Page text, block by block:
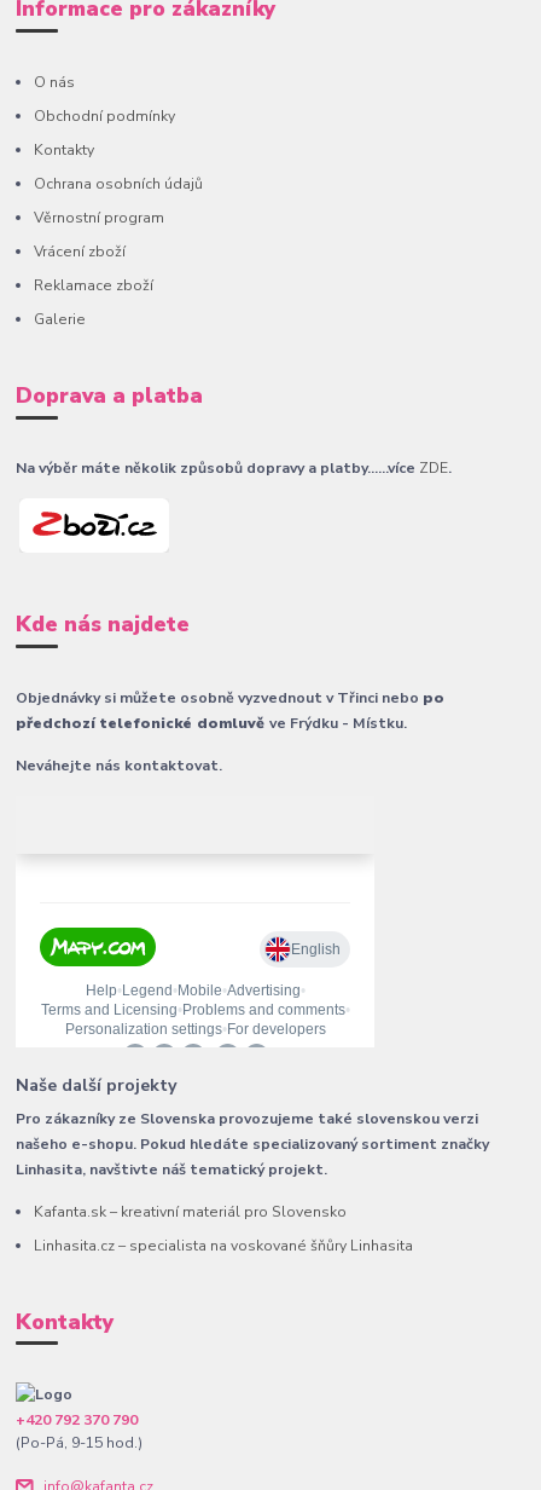
Informace pro zákazníky
O nás
Obchodní podmínky
Kontakty
Ochrana osobních údajů
Věrnostní program
Vrácení zboží
Reklamace zboží
Galerie
Doprava a platba
Na výběr máte několik způsobů dopravy a platby......více ZDE.
Kde nás najdete
Objednávky si můžete osobně vyzvednout v Třinci nebo po
předchozí telefonické domluvěve Frýdku - Místku.
Neváhejte nás kontaktovat.
Naše další projekty
Pro zákazníky ze Slovenska provozujeme také slovenskou verzi
našeho e-shopu. Pokud hledáte specializovaný sortiment značky
Linhasita, navštivte náš tematický projekt.
Kafanta.sk – kreativní materiál pro Slovensko
Linhasita.cz – specialista na voskované šňůry Linhasita
Kontakty
+420 792 370 790
(Po-Pá, 9-15 hod.)